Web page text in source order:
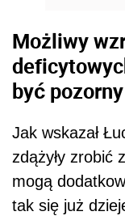
Możliwy
być pozorny
Jak wskazał
zdążyły zrobić
mogą
tak się już